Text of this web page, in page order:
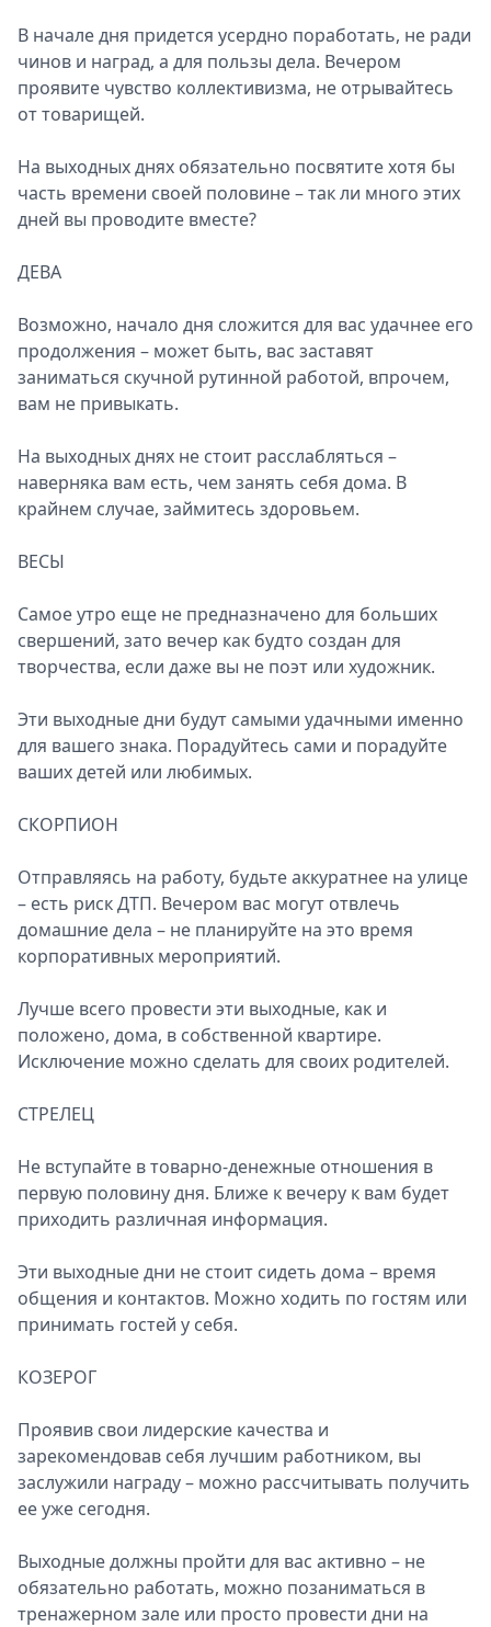
В начале дня придется усердно поработать, не ради
чинов и наград, а для пользы дела. Вечером
проявите чувство коллективизма, не отрывайтесь
от товарищей.
На выходных днях обязательно посвятите хотя бы
часть времени своей половине – так ли много этих
дней вы проводите вместе?
ДЕВА
Возможно, начало дня сложится для вас удачнее его
продолжения – может быть, вас заставят
заниматься скучной рутинной работой, впрочем,
вам не привыкать.
На выходных днях не стоит расслабляться –
наверняка вам есть, чем занять себя дома. В
крайнем случае, займитесь здоровьем.
ВЕСЫ
Самое утро еще не предназначено для больших
свершений, зато вечер как будто создан для
творчества, если даже вы не поэт или художник.
Эти выходные дни будут самыми удачными именно
для вашего знака. Порадуйтесь сами и порадуйте
ваших детей или любимых.
СКОРПИОН
Отправляясь на работу, будьте аккуратнее на улице
– есть риск ДТП. Вечером вас могут отвлечь
домашние дела – не планируйте на это время
корпоративных мероприятий.
Лучше всего провести эти выходные, как и
положено, дома, в собственной квартире.
Исключение можно сделать для своих родителей.
СТРЕЛЕЦ
Не вступайте в товарно-денежные отношения в
первую половину дня. Ближе к вечеру к вам будет
приходить различная информация.
Эти выходные дни не стоит сидеть дома – время
общения и контактов. Можно ходить по гостям или
принимать гостей у себя.
КОЗЕРОГ
Проявив свои лидерские качества и
зарекомендовав себя лучшим работником, вы
заслужили награду – можно рассчитывать получить
ее уже сегодня.
Выходные должны пройти для вас активно – не
обязательно работать, можно позаниматься в
тренажерном зале или просто провести дни на